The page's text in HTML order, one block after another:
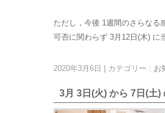
ただし，今後 1週間のさらなる
可否に関わらず 3月12日(木) に
2020年3月6日 カテゴリー : お
3月 3日(火) から 7日(土)